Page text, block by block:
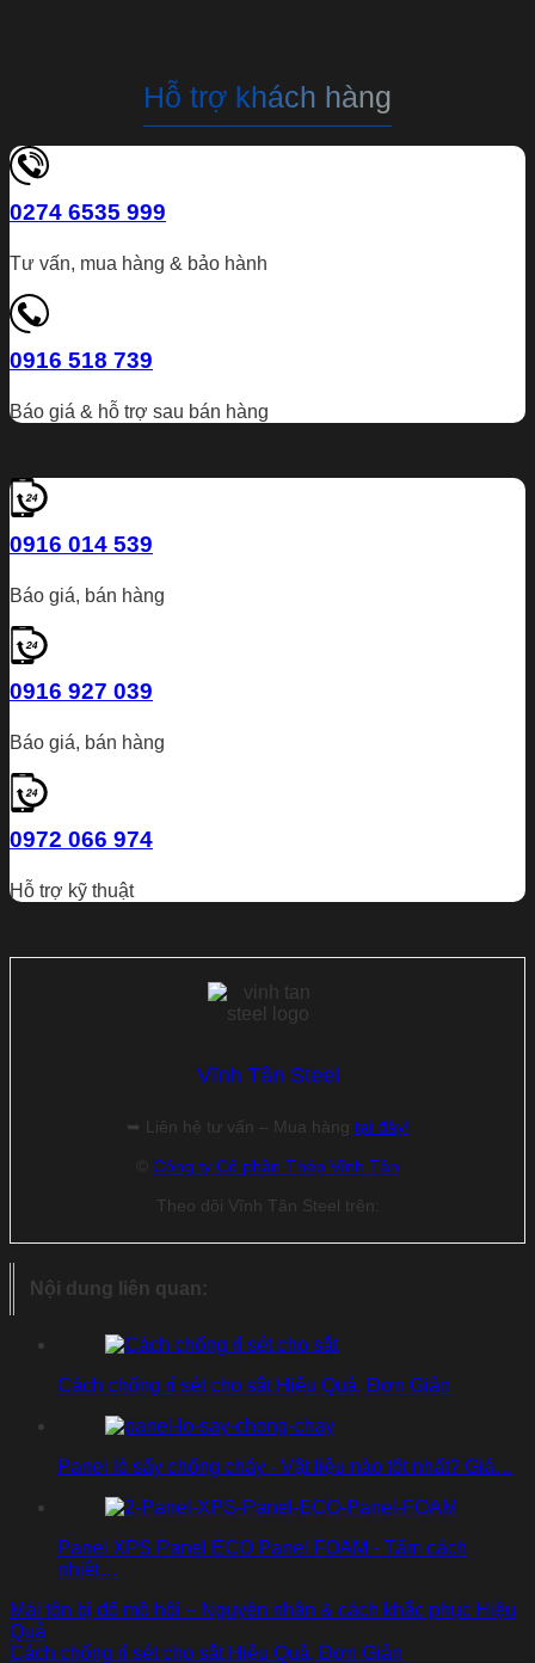
Hỗ trợ khách hàng
0274 6535 999
Tư vấn, mua hàng & bảo hành
0916 518 739
Báo giá & hỗ trợ sau bán hàng
0916 014 539
Báo giá, bán hàng
0916 927 039
Báo giá, bán hàng
0972 066 974
Hỗ trợ kỹ thuật
Vĩnh Tân Steel
➥ Liên hệ tư vấn – Mua hàng tại đây!
Công ty Cổ phần Thép Vĩnh Tân
Theo dõi Vĩnh Tân Steel trên:
Nội dung liên quan:
Cách chống rỉ sét cho sắt Hiệu Quả, Đơn Giản
Panel lò sấy chống cháy - Vật liệu nào tốt nhất? Giá…
Panel XPS Panel ECO Panel FOAM - Tấm cách
nhiệt…
Mái tôn bị đổ mồ hôi – Nguyên nhân & cách khắc phục Hiệu
Quả
Cách chống rỉ sét cho sắt Hiệu Quả, Đơn Giản